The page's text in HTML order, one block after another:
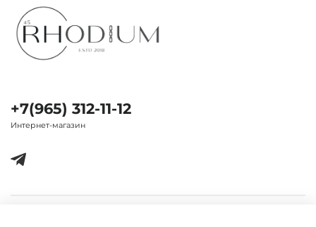
+7(965) 312-11-12
Интернет-магазин